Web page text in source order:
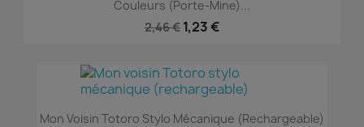
Couleurs (porte-Mine)...
2,46 € 1,23 €
Mon Voisin Totoro Stylo Mécanique (rechargeable)